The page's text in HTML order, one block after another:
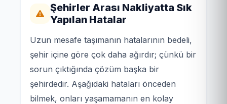
Şehirler Arası Nakliyatta Sık
Yapılan Hatalar
Uzun mesafe taşımanın hatalarının bedeli,
şehir içine göre çok daha ağırdır; çünkü bir
sorun çıktığında çözüm başka bir
şehirdedir. Aşağıdaki hataları önceden
bilmek, onları yaşamamanın en kolay